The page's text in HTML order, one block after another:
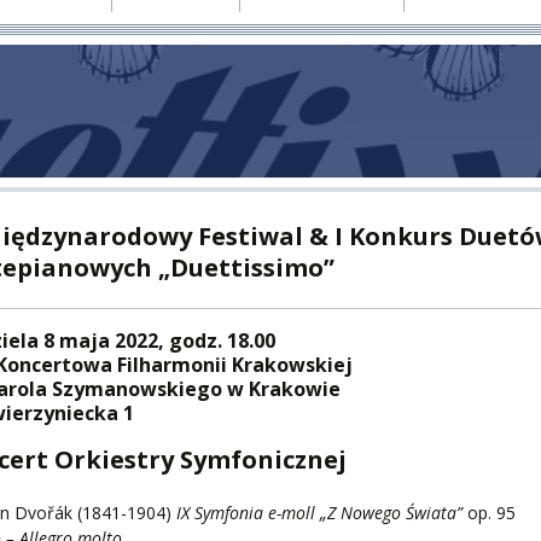
Festiwal & I Konkurs
„Duettissimo”
8 maja 2022, godz. 18.00
Filharmonii Krakowskiej
Szymanowskiego w Krakowie
1
Orkiestry Symfonicznej
Dvořák (1841-1904)IX Symfonia e-moll „Z Nowego Świata”op. 95